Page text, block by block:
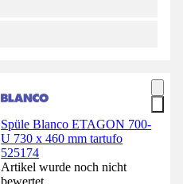
Spüle Blanco ETAGON 700-
U 730 x 460 mm tartufo
525174
Artikel wurde noch nicht
bewertet.